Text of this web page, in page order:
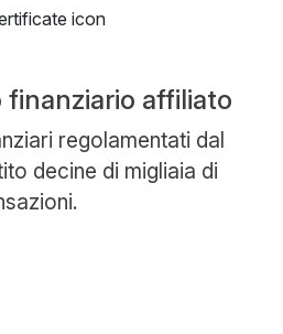
finanziario affiliato
regolamentati dal
decine di migliaia di